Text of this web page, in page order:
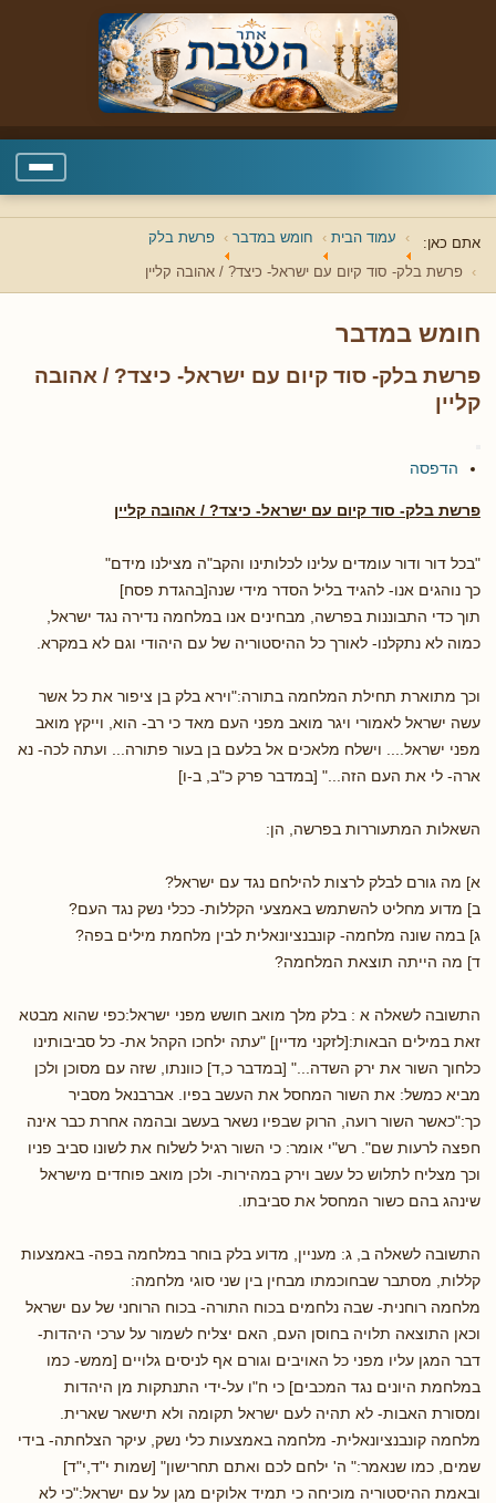
אתם כאן: עמוד הבית חומש במדבר פרשת בלק
פרשת בלק- סוד קיום עם ישראל- כיצד? / אהובה קליין
חומש במדבר
פרשת בלק- סוד קיום עם ישראל- כיצד? / אהובה
קליין
הדפסה
פרשת בלק- סוד קיום עם ישראל- כיצד? / אהובה קליין
"בכל דור ודור עומדים עלינו לכלותינו והקב"ה מצילנו מידם"
כך נוהגים אנו- להגיד בליל הסדר מידי שנה[בהגדת פסח]
תוך כדי התבוננות בפרשה, מבחינים אנו במלחמה נדירה נגד ישראל,
כמוה לא נתקלנו- לאורך כל ההיסטוריה של עם היהודי וגם לא במקרא.
וכך מתוארת תחילת המלחמה בתורה:"וירא בלק בן ציפור את כל אשר
עשה ישראל לאמורי ויגר מואב מפני העם מאד כי רב- הוא, וייקץ מואב
מפני ישראל.... וישלח מלאכים אל בלעם בן בעור פתורה... ועתה לכה- נא
ארה- לי את העם הזה..." [במדבר פרק כ"ב, ב-ו]
השאלות המתעוררות בפרשה, הן:
א] מה גורם לבלק לרצות להילחם נגד עם ישראל?
ב] מדוע מחליט להשתמש באמצעי הקללות- ככלי נשק נגד העם?
ג] במה שונה מלחמה- קונבנציונאלית לבין מלחמת מילים בפה?
ד] מה הייתה תוצאת המלחמה?
התשובה לשאלה א : בלק מלך מואב חושש מפני ישראל:כפי שהוא מבטא
זאת במילים הבאות:[לזקני מדיין] "עתה ילחכו הקהל את- כל סביבותינו
כלחוך השור את ירק השדה..." [במדבר כ,ד] כוונתו, שזה עם מסוכן ולכן
מביא כמשל: את השור המחסל את העשב בפיו. אברבנאל מסביר
כך:"כאשר השור רועה, הרוק שבפיו נשאר בעשב ובהמה אחרת כבר אינה
חפצה לרעות שם". רש"י אומר: כי השור רגיל לשלוח את לשונו סביב פניו
וכך מצליח לתלוש כל עשב וירק במהירות- ולכן מואב פוחדים מישראל
שינהג בהם כשור המחסל את סביבתו.
התשובה לשאלה ב, ג: מעניין, מדוע בלק בוחר במלחמה בפה- באמצעות
קללות, מסתבר שבחוכמתו מבחין בין שני סוגי מלחמה:
מלחמה רוחנית- שבה נלחמים בכוח התורה- בכוח הרוחני של עם ישראל
וכאן התוצאה תלויה בחוסן העם, האם יצליח לשמור על ערכי היהדות-
דבר המגן עליו מפני כל האויבים וגורם אף לניסים גלויים [ממש- כמו
במלחמת היונים נגד המכבים] כי ח"ו על-ידי התנתקות מן היהדות
ומסורת האבות- לא תהיה לעם ישראל תקומה ולא תישאר שארית.
מלחמה קונבנציונאלית- מלחמה באמצעות כלי נשק, עיקר הצלחתה- בידי
שמים, כמו שנאמר:" ה' ילחם לכם ואתם תחרישון" [שמות י"ד,י"ד]
ובאמת ההיסטוריה מוכיחה כי תמיד אלוקים מגן על עם ישראל:"כי לא